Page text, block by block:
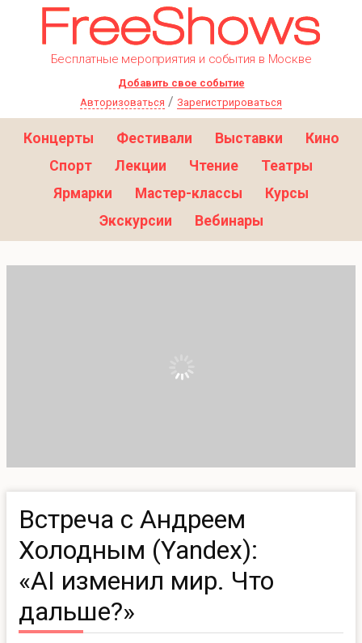
Бесплатные мероприятия и события в Москве
Добавить свое событие
Авторизоваться / Зарегистрироваться
Концерты Фестивали Выставки
Кино
Спорт
Лекции Чтение
Театры
Ярмарки
Мастер-классы
Курсы
Экскурсии
Вебинары
Вcтреча с Андреем
Холодным (Yandex):
«AI изменил мир. Что
дальше?»